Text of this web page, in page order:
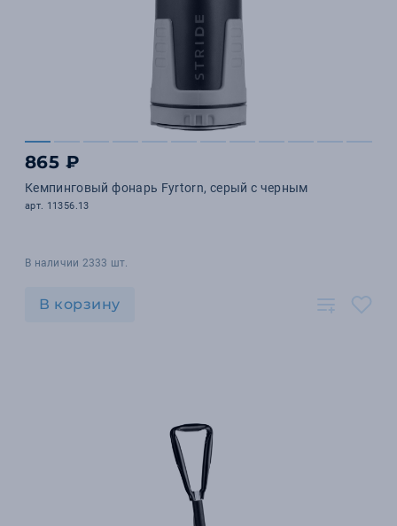
865 ₽
Кемпинговый фонарь Fyrtorn, серый с черным
арт. 11356.13
В наличии 2333 шт.
В корзину